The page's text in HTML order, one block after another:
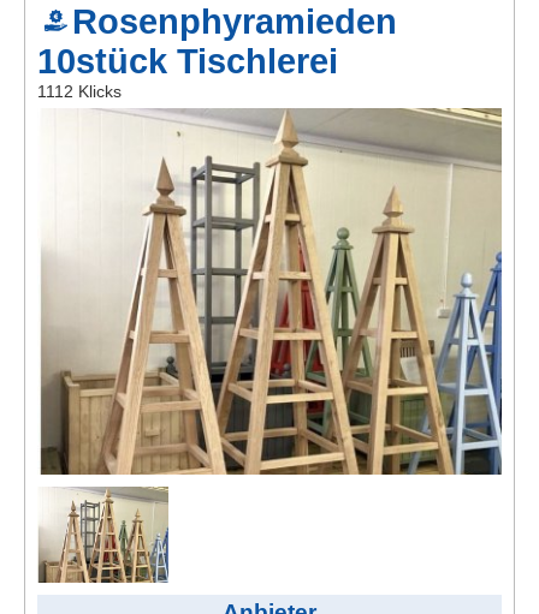
Auktionen
jetzt inserieren
AGB, Nutzungsbedingungen
Impressum
Rosenphyramieden
10stück Tischlerei
1112 Klicks